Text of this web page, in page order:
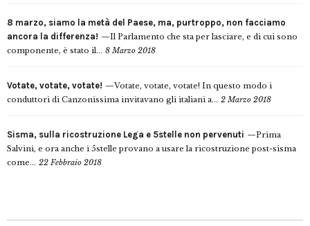
8 marzo, siamo la metà del Paese, ma, purtroppo, non facciamo
ancora la differenza!
Il Parlamento che sta per lasciare, e di cui sono
componente, è stato il... 8 Marzo 2018
Votate, votate, votate!
Votate, votate, votate! In questo modo i
conduttori di Canzonissima invitavano gli italiani a... 2 Marzo 2018
Sisma, sulla ricostruzione Lega e 5stelle non pervenuti
Prima
Salvini, e ora anche i 5stelle provano a usare la ricostruzione post-sisma
come... 22 Febbraio 2018